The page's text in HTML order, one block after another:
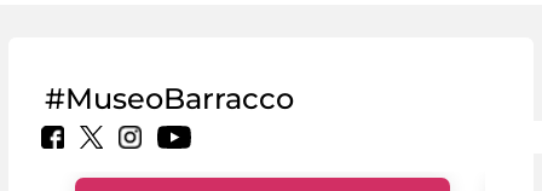
#MuseoBarracco